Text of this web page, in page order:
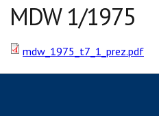
MDW 1/1975
mdw_1975_t7_1_prez.pdf